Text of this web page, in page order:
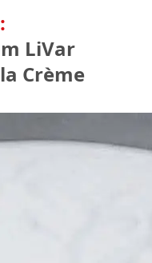
LiVar
Crème